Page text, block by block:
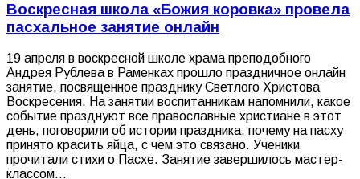
Воскресная школа «Божия коровка» провела
пасхальное занятие онлайн
19 апреля в воскресной школе храма преподобного
Андрея Рублева в Раменках прошло праздничное онлайн
занятие, посвященное празднику Светлого Христова
Воскресения. На занятии воспитанникам напомнили, какое
событие празднуют все православные христиане в этот
день, поговорили об истории праздника, почему на пасху
принято красить яйца, с чем это связано. Ученики
прочитали стихи о Пасхе. Занятие завершилось мастер-
классом…